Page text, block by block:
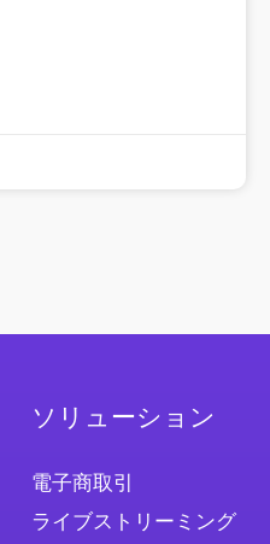
ソリューション
電子商取引
ライブストリーミング